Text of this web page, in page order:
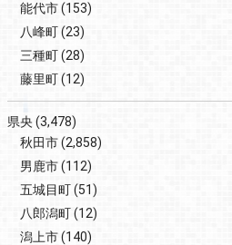
能代市(153)
八峰町(23)
三種町(28)
藤里町(12)
県央 (3,478)
秋田市(2,858)
男鹿市(112)
五城目町(51)
八郎潟町(12)
潟上市(140)